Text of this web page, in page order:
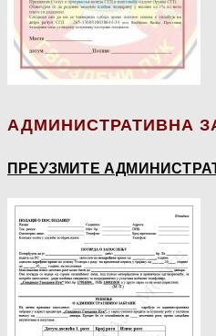
АДМИНИСТРАТИВНА
ПРЕУЗМИТЕ